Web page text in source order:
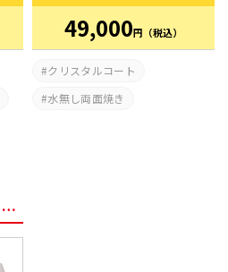
49,000円 （税込）
クリスタルコート
水無し両面焼き
毎日使いやすい、おしゃれなコンロ